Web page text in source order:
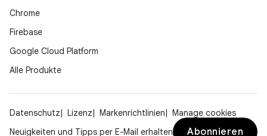
Chrome
Firebase
Google Cloud Platform
Alle Produkte
Datenschutz Lizenz Markenrichtlinien
Manage cookies
Neuigkeiten und Tipps per E-Mail erhalten
Abonnieren